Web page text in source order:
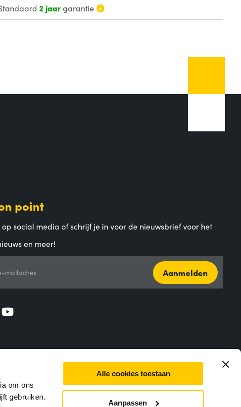
om ons
gebruiken.
Alle cookies toestaan
Aanpassen
2 jaargarantie
point
op social media of schrijf je in voor de nieuwsbrief voor het
en meer!
mailadres Aanmelden